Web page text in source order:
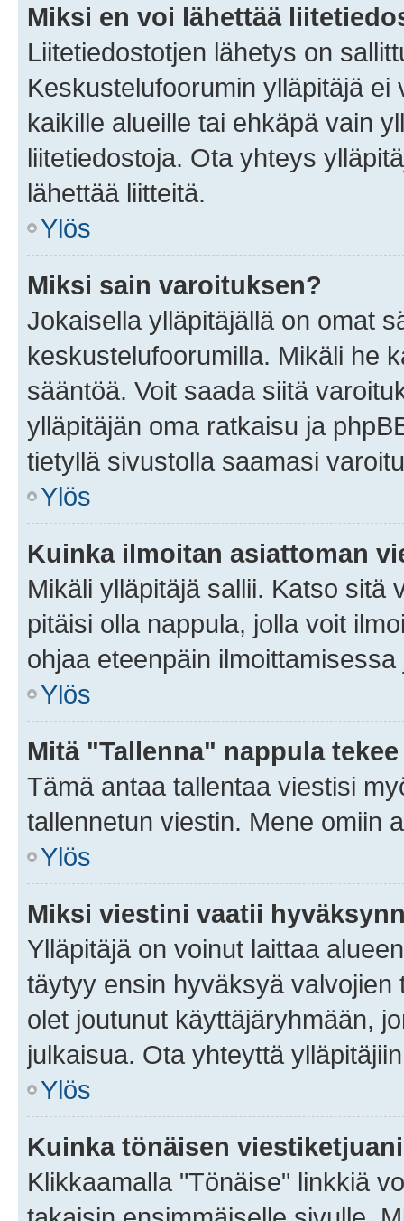
Miksi en voi lähettää
Liitetiedostotjen lähetys on
Keskustelufoorumin ylläpitäjä
kaikille alueille tai ehkäpä vain
liitetiedostoja. Ota yhteys
lähettää liitteitä.
Ylös
Miksi sain varoituksen?
Jokaisella ylläpitäjällä on omat
keskustelufoorumilla. Mikäli he
sääntöä. Voit saada siitä
ylläpitäjän oma ratkaisu ja
tietyllä sivustolla saamasi
Ylös
Kuinka ilmoitan asiattoman
Mikäli ylläpitäjä sallii. Katso sitä
pitäisi olla nappula, jolla voit
ohjaa eteenpäin
Ylös
Mitä "Tallenna" nappula
Tämä antaa tallentaa viestisi
tallennetun viestin. Mene omiin
Ylös
Miksi viestini vaatii
Ylläpitäjä on voinut laittaa
täytyy ensin hyväksyä
olet joutunut käyttäjäryhmään,
julkaisua. Ota yhteyttä
Ylös
Kuinka tönäisen
Klikkaamalla "Tönäise" linkkiä